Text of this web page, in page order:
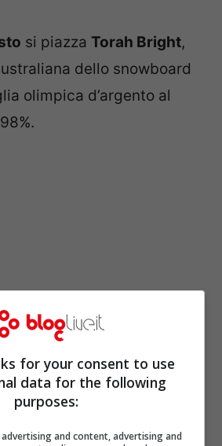
si piazza Torah Bright,
dello snowboard
olimpica d’argento al
Tina Maze , con il
ha ottenuto due
per la Slovenia,
for your consent to use
data for the following
purposes:
and content, advertising and